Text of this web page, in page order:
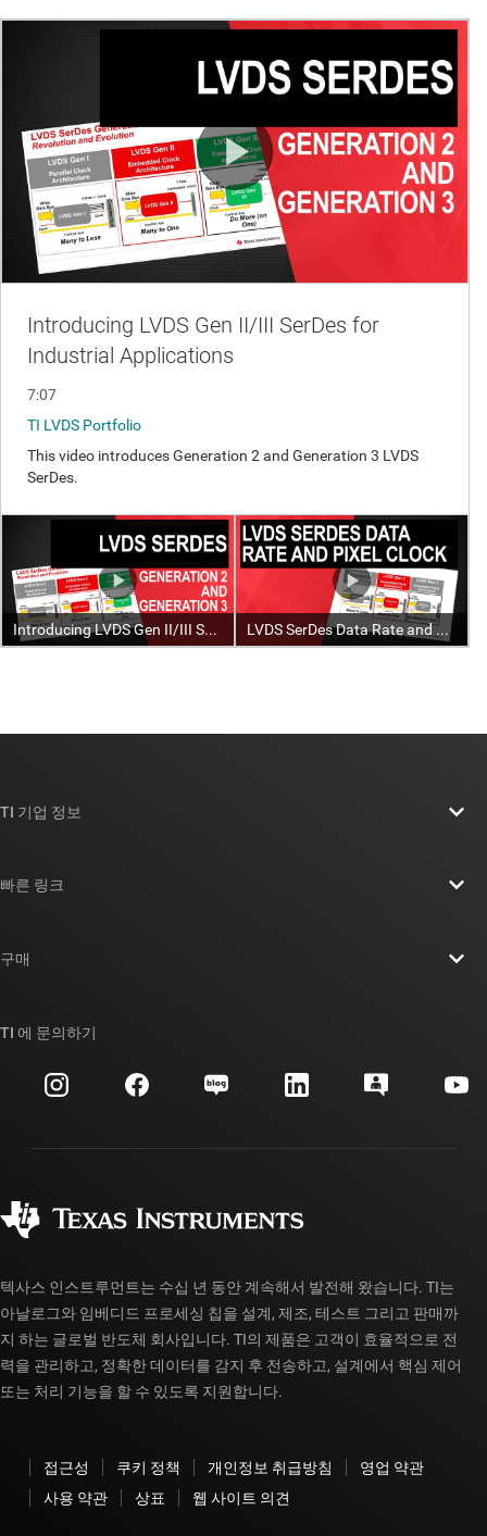
TI 기업 정보
투자 관계
제조
빠른 링크
대체품 검색
고객 지원 센터
myTI 계정 FAQ
구매
주문 FAQ
TI 에 문의하기
텍사스 인스트루먼트는 수십 년 동안 계속해서 발전해 왔습니다. TI는
아날로그와 임베디드 프로세싱 칩을 설계, 제조, 테스트 그리고 판매까
지 하는 글로벌 반도체 회사입니다. TI의 제품은 고객이 효율적으로 전
력을 관리하고, 정확한 데이터를 감지 후 전송하고, 설계에서 핵심 제어
또는 처리 기능을 할 수 있도록 지원합니다.
접근성 쿠키 정책 개인정보 취급방침
영업 약관
사용 약관
상표 웹 사이트 의견